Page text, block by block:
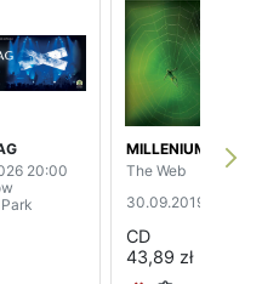
20:00
MILLENIUM
The Web
30.09.2019
CD
43,89 zł